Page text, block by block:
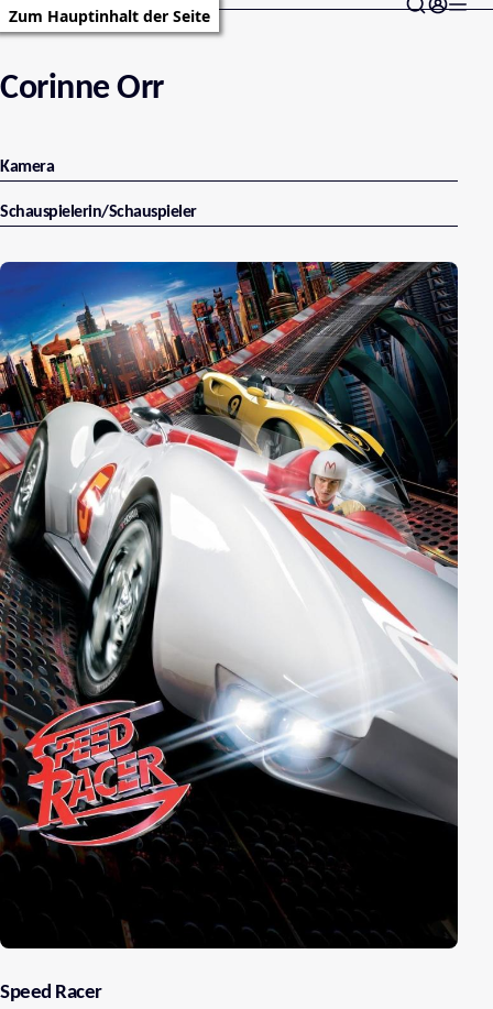
Zum Hauptinhalt der Seite
Corinne Orr
Kamera
Schauspielerin/Schauspieler
Speed Racer